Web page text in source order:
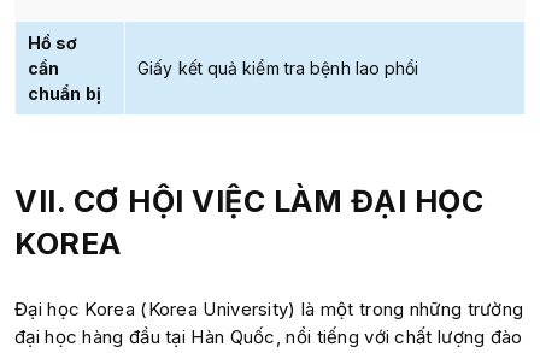
Hồ sơ
cần
chuẩn bị
Giấy kết quả kiểm tra bệnh lao phổi
VII. CƠ HỘI VIỆC LÀM ĐẠI HỌC
KOREA
Đại học Korea (Korea University) là một trong những trường
đại học hàng đầu tại Hàn Quốc, nổi tiếng với chất lượng đào